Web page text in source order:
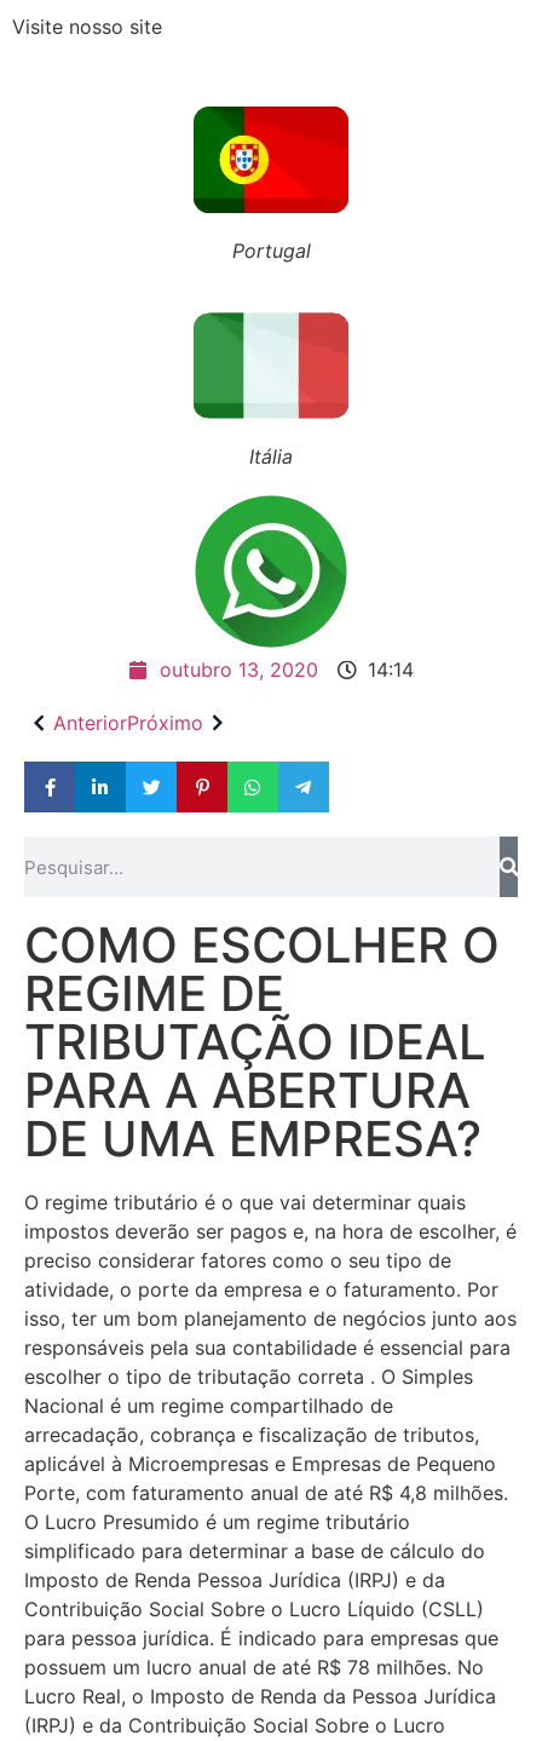
Siga nosso Tiktok
Advocacia Especializada
Vídeos no YouTube
Fale Conosco
outubro 13, 2020 14:14
AnteriorPróximo
COMO ESCOLHER O
REGIME DE
TRIBUTAÇÃO IDEAL
PARA A ABERTURA
DE UMA EMPRESA?
O regime tributário é o que vai determinar quais
impostos deverão ser pagos e, na hora de escolher, é
preciso considerar fatores como o seu tipo de
atividade, o porte da empresa e o faturamento. Por
isso, ter um bom planejamento de negócios junto aos
responsáveis pela sua contabilidade é essencial para
escolher o tipo de tributação correta . O Simples
Nacional é um regime compartilhado de
arrecadação, cobrança e fiscalização de tributos,
aplicável à Microempresas e Empresas de Pequeno
Porte, com faturamento anual de até R$ 4,8 milhões.
O Lucro Presumido é um regime tributário
simplificado para determinar a base de cálculo do
Imposto de Renda Pessoa Jurídica (IRPJ) e da
Contribuição Social Sobre o Lucro Líquido (CSLL)
para pessoa jurídica. É indicado para empresas que
possuem um lucro anual de até R$ 78 milhões. No
Lucro Real, o Imposto de Renda da Pessoa Jurídica
(IRPJ) e da Contribuição Social Sobre o Lucro
Visite nosso site
Portugal
Itália